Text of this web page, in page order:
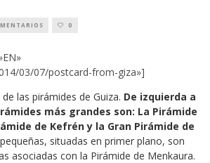
0
03/07/postcard-from-giza»]
las pirámides de Guiza. De izquierda a
más grandes son: La Pirámide
de Kefrén y la Gran Pirámide de
situadas en primer plano, son
asociadas con la Pirámide de Menkaura.